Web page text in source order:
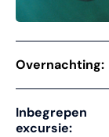
Overnachting:
Inbegrepen
excursie: